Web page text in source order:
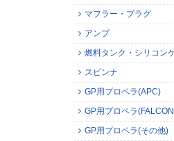
マフラー・プラグ
アンプ
燃料タンク・シリコン
スピンナ
GP用プロペラ(APC)
GP用プロペラ
GP用プロペラ(その他)